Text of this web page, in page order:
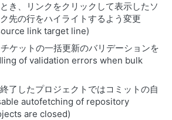
き、リンクをクリックして表示したソ
先の行をハイライトするよう変更
link target line)
ケットの一括更新のバリデーションを
of validation errors when bulk
了したプロジェクトではコミットの自
autofetching of repository
are closed)